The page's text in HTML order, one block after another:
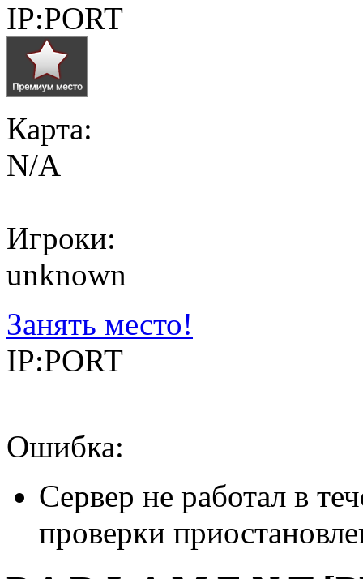
IP:PORT
Карта:
N/A
Игроки:
unknown
Занять место!
IP:PORT
Ошибка:
Сервер не работал в
проверки